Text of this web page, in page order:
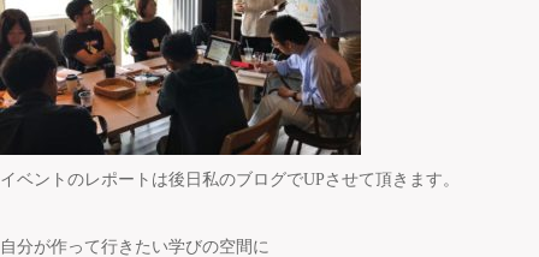
イベントのレポートは後日私のブログでUPさせて頂きます。
自分が作って行きたい学びの空間に